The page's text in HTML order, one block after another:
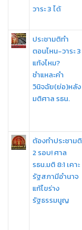
วาระ 3 ได้
ประชามติทำ
ตอนไหน-วาระ 3
แท้งไหม?
ชำแหละคำ
วินิจฉัย(ย่อ)หลัง
มติศาล รธน.
ต้องทำประชามติ
2 รอบ! ศาล
รธน.มติ 8:1 เคาะ
รัฐสภามีอำนาจ
แก้ไขร่าง
รัฐธรรมนูญ